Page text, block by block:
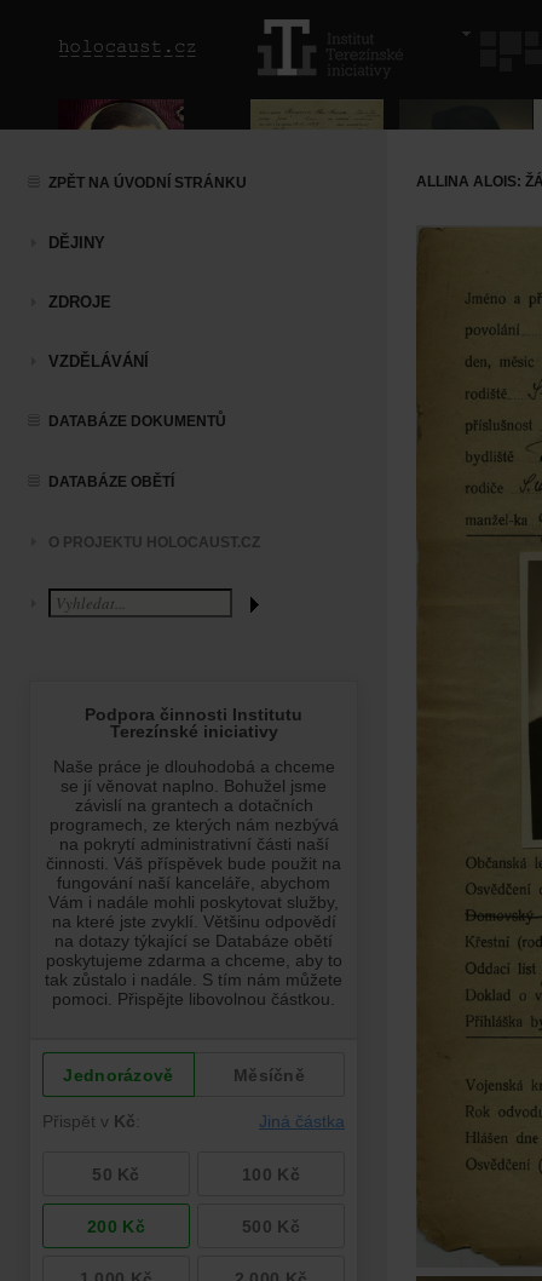
ZPĚT NA ÚVODNÍ STRÁNKU
DĚJINY
ZDROJE
VZDĚLÁVÁNÍ
DATABÁZE DOKUMENTŮ
DATABÁZE OBĚTÍ
O PROJEKTU HOLOCAUST.CZ
ALLINA ALOIS: